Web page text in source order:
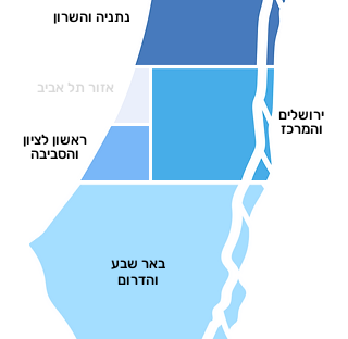
נתניה והשרון
אזור תל אביב
ראשון לציון
והסביבה
ירושלים
והמרכז
באר שבע
והדרום